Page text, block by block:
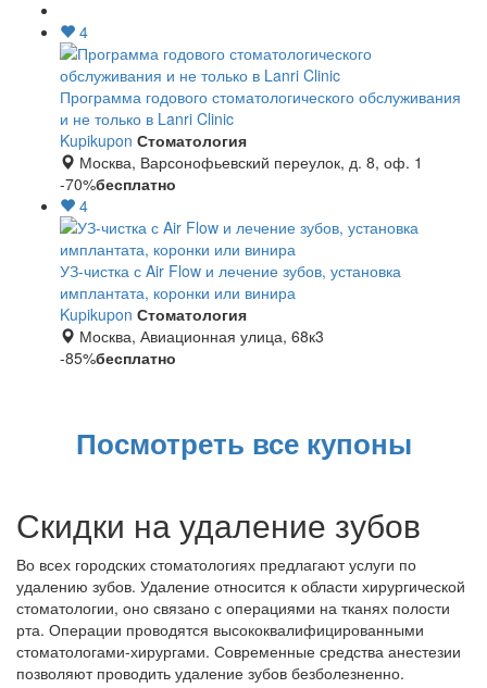
4
Программа годового стоматологического обслуживания
и не только в Lanri Clinic
Kupikupon Стоматология
Москва, Варсонофьевский переулок, д. 8, оф. 1
-70%бесплатно
4
УЗ-чистка с Air Flow и лечение зубов, установка
имплантата, коронки или винира
Kupikupon Стоматология
Москва, Авиационная улица, 68к3
-85%бесплатно
Посмотреть все купоны
Скидки на удаление зубов
Во всех городских стоматологиях предлагают услуги по
удалению зубов. Удаление относится к области хирургической
стоматологии, оно связано с операциями на тканях полости
рта. Операции проводятся высококвалифицированными
стоматологами-хирургами. Современные средства анестезии
позволяют проводить удаление зубов безболезненно.